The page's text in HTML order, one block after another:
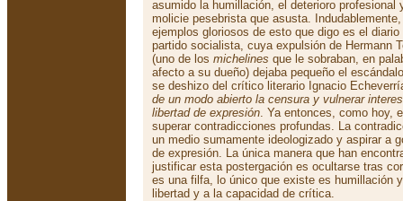
asumido la humillación, el deterioro profesional
molicie pesebrista que asusta.
ejemplos gloriosos de esto que digo es el diario
partido socialista, cuya expulsión de Hermann
(uno de los michelines que le sobraban, en
afecto a su dueño) dejaba pequeño el
se deshizo del crítico literario Ignacio
de un modo abierto la censura y vulnerar
libertad de expresión. Ya entonces, como hoy,
superar contradicciones profundas. La
un medio sumamente ideologizado y aspirar a
de expresión. La única manera que han
justificar esta postergación es ocultarse tras
es una filfa, lo único que existe es humillación
libertad y a la capacidad de crítica.